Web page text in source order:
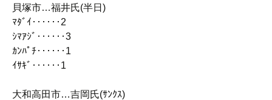
貝塚市…福井氏(半日)
ﾏﾀﾞｲ‥‥‥2
ｼﾏｱｼﾞ‥‥‥3
ｶﾝﾊﾟﾁ‥‥‥1
ｲｻｷﾞ‥‥‥1
大和高田市…吉岡氏(ｻﾝｸｽ)